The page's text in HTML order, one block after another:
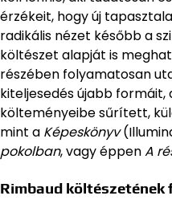
érzékeit, hogy új
radikális nézet később a
költészet alapját is
részében folyamatosan
kiteljesedés újabb
költeményeibe sűrített,
mint a Képeskönyv
pokolban, vagy éppenA
Rimbaud költészetének